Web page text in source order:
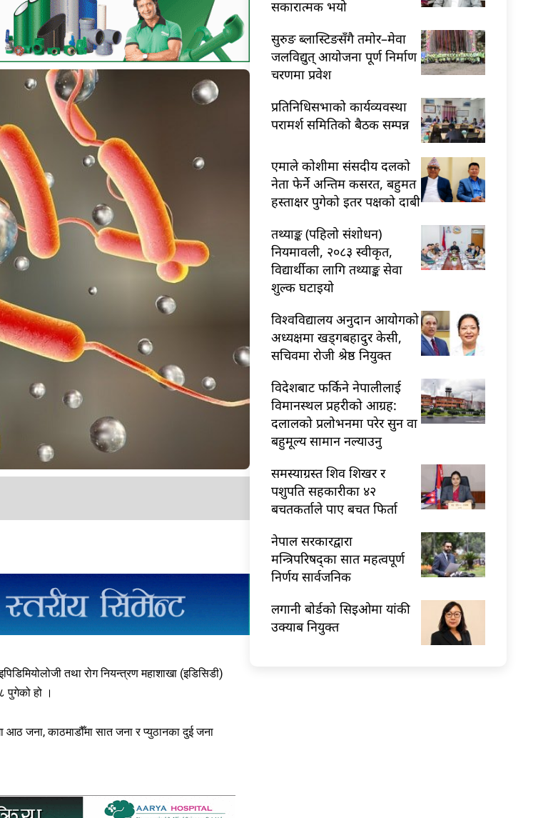
तथा रोग नियन्त्रण महाशाखा (इडिसिडी)
पुगेको हो ।
जना, काठमाडौँमा सात जना र प्युठानका दुई जना
सकारात्मक भयो
सुरुङ ब्लास्टिङसँगै तमोर–मेवा
जलविद्युत् आयोजना पूर्ण निर्माण
चरणमा प्रवेश
प्रतिनिधिसभाको कार्यव्यवस्था
परामर्श समितिको बैठक सम्पन्न
एमाले कोशीमा संसदीय दलको
नेता फेर्ने अन्तिम कसरत, बहुमत
हस्ताक्षर पुगेको इतर पक्षको दाबी
तथ्याङ्क (पहिलो संशोधन)
नियमावली, २०८३ स्वीकृत,
विद्यार्थीका लागि तथ्याङ्क सेवा
शुल्क घटाइयो
विश्वविद्यालय अनुदान आयोगको
अध्यक्षमा खड्गबहादुर केसी,
सचिवमा रोजी श्रेष्ठ नियुक्त
विदेशबाट फर्किने नेपालीलाई
विमानस्थल प्रहरीको आग्रह:
दलालको प्रलोभनमा परेर सुन वा
बहुमूल्य सामान नल्याउनु
समस्याग्रस्त शिव शिखर र
पशुपति सहकारीका ४२
बचतकर्ताले पाए बचत फिर्ता
नेपाल सरकारद्वारा
मन्त्रिपरिषद्का सात महत्वपूर्ण
निर्णय सार्वजनिक
लगानी बोर्डको सिइओमा यांकी
उक्याब नियुक्त